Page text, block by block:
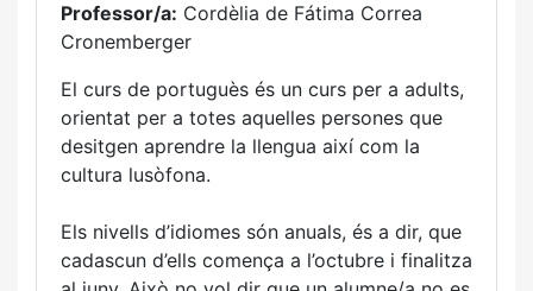
Professor/a: Cordèlia de Fátima Correa
Cronemberger
El curs de portuguès és un curs per a adults,
orientat per a totes aquelles persones que
desitgen aprendre la llengua així com la
cultura lusòfona.
Els nivells d’idiomes són anuals, és a dir, que
cadascun d’ells comença a l’octubre i finalitza